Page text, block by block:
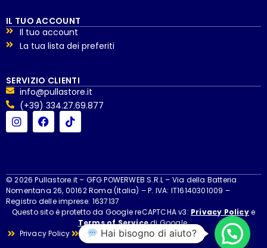
IL TUO ACCOUNT
Il tuo account
La tua lista dei preferiti
SERVIZIO CLIENTI
info@pullastore.it
(+39) 334.27.69.877
© 2026 Pullastore.it – GFG POWERWEB S.R.L – Via della Batteria
Nomentana 26, 00162 Roma (Italia) – P. IVA: IT16140301009 –
Registro delle imprese: 1637137
Questo sito è protetto da Google reCAPTCHA v3: Privacy Policye
Terms of Servicedi Google.
Privacy Policy
Cookie Policy Cookie
Hai bisogno di aiuto?